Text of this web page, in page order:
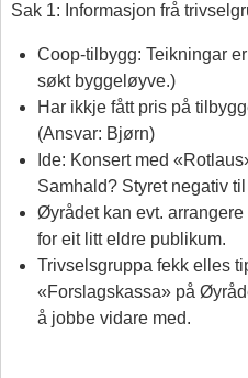
Sak 1: Informasjon frå
Coop-tilbygg: Teikningar
søkt byggeløyve.)
Har ikkje fått pris på
(Ansvar: Bjørn)
Ide: Konsert med
Samhald? Styret negativ
Øyrådet kan evt. arrangere
for eit litt eldre publikum.
Trivselsgruppa fekk elles
«Forslagskassa» på
å jobbe vidare med.